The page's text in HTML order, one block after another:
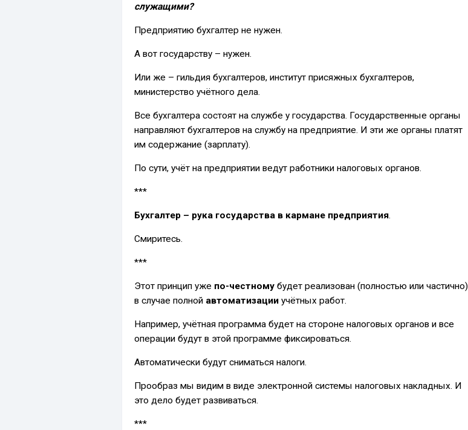
служащими?
Предприятию бухгалтер не нужен.
А вот государству – нужен.
Или же – гильдия бухгалтеров, институт присяжных бухгалтеров,
министерство учётного дела.
Все бухгалтера состоят на службе у государства. Государственные органы
направляют бухгалтеров на службу на предприятие. И эти же органы платят
им содержание (зарплату).
По сути, учёт на предприятии ведут работники налоговых органов.
***
Бухгалтер – рука государства в кармане предприятия.
Смиритесь.
***
Этот принцип уже по-честному будет реализован (полностью или частично)
в случае полной автоматизации учётных работ.
Например, учётная программа будет на стороне налоговых органов и все
операции будут в этой программе фиксироваться.
Автоматически будут сниматься налоги.
Прообраз мы видим в виде электронной системы налоговых накладных. И
это дело будет развиваться.
***